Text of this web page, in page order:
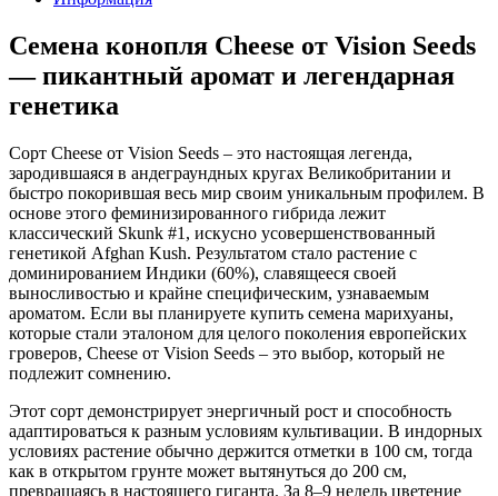
Семена конопля Cheese от Vision Seeds
— пикантный аромат и легендарная
генетика
Сорт Cheese от Vision Seeds – это настоящая легенда,
зародившаяся в андеграундных кругах Великобритании и
быстро покорившая весь мир своим уникальным профилем. В
основе этого феминизированного гибрида лежит
классический Skunk #1, искусно усовершенствованный
генетикой Afghan Kush. Результатом стало растение с
доминированием Индики (60%), славящееся своей
выносливостью и крайне специфическим, узнаваемым
ароматом. Если вы планируете купить семена марихуаны,
которые стали эталоном для целого поколения европейских
гроверов, Cheese от Vision Seeds – это выбор, который не
подлежит сомнению.
Этот сорт демонстрирует энергичный рост и способность
адаптироваться к разным условиям культивации. В индорных
условиях растение обычно держится отметки в 100 см, тогда
как в открытом грунте может вытянуться до 200 см,
превращаясь в настоящего гиганта. За 8–9 недель цветение